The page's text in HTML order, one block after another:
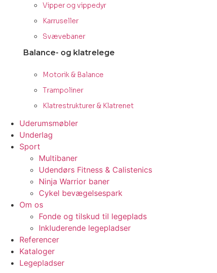
Vipper og vippedyr
Karruseller
Svævebaner
Balance- og klatrelege
Motorik & Balance
Trampoliner
Klatrestrukturer & Klatrenet
Uderumsmøbler
Underlag
Sport
Multibaner
Udendørs Fitness & Calistenics
Ninja Warrior baner
Cykel bevægelsespark
Om os
Fonde og tilskud til legeplads
Inkluderende legepladser
Referencer
Kataloger
Legepladser